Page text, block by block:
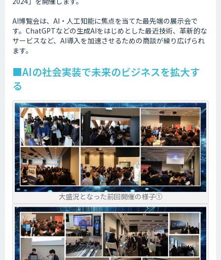
AI博覧会は、AI・人工知能に焦点を当てた最先端の展示会で
す。ChatGPTなどの生成AIをはじめとした最近技術、革新的な
サービスなど、AI導入を加速させるための商談が繰り広げられ
ます。
■AIの社会実装で未来のビジネスを拡大す
る
大盛況となった前回開催の様子①